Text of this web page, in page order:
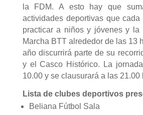
la FDM. A esto hay que
actividades deportivas que
practicar a niños y jóvenes y la
Marcha BTT alrededor de las 13
año discurrirá parte de su
y el Casco Histórico. La
10.00 y se clausurará a las 21.00
Lista de clubes deportivos
Beliana Fútbol Sala